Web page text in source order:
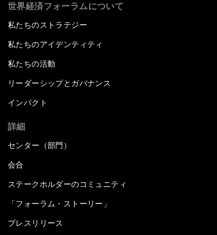
世界経済フォーラムについて
私たちのストラテジー
私たちのアイデンティティ
私たちの活動
リーダーシップとガバナンス
インパクト
詳細
センター（部門）
会合
ステークホルダーのコミュニティ
「フォーラム・ストーリー」
プレスリリース